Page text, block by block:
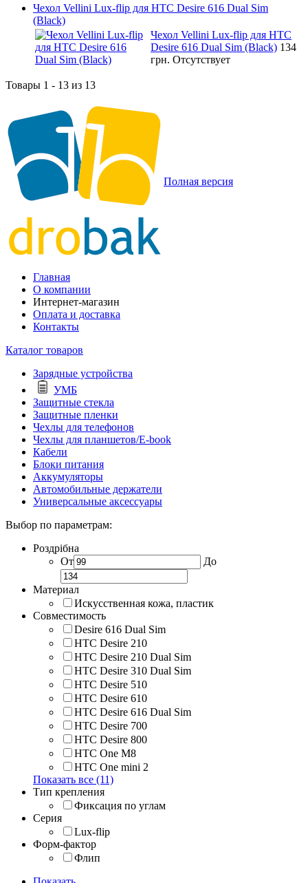
Чехол Vellini Lux-flip для HTC Desire 616 Dual Sim
(Black)
Чехол Vellini Lux-flip для HTC
Desire 616 Dual Sim (Black) 134
грн. Отсутствует
Товары 1 - 13 из 13
Полная версия
Главная
О компании
Интернет-магазин
Оплата и доставка
Контакты
Каталог товаров
Зарядные устройства
УМБ
Защитные стекла
Защитные пленки
Чехлы для телефонов
Чехлы для планшетов/E-book
Кабели
Блоки питания
Аккумуляторы
Автомобильные держатели
Универсальные аксессуары
Выбор по параметрам:
Роздрібна
От
До
Материал
Искусственная кожа, пластик
Совместимость
Desire 616 Dual Sim
HTC Desire 210
HTC Desire 210 Dual Sim
HTC Desire 310 Dual Sim
HTC Desire 510
HTC Desire 610
HTC Desire 616 Dual Sim
HTC Desire 700
HTC Desire 800
HTC One M8
HTC One mini 2
Показать все (11)
Тип крепления
Фиксация по углам
Серия
Lux-flip
Форм-фактор
Флип